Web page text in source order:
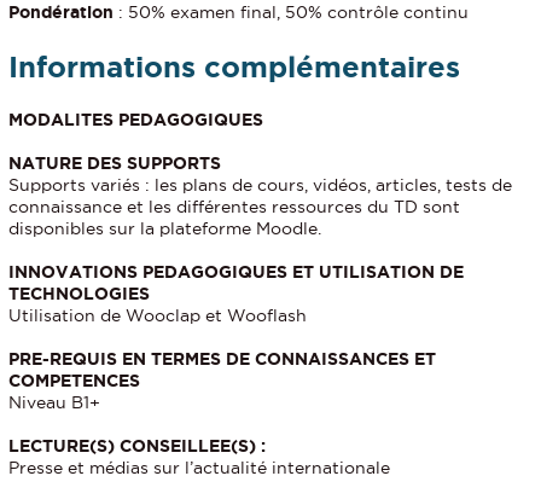
Pondération : 50% examen final, 50% contrôle continu
Informations complémentaires
MODALITES PEDAGOGIQUES
NATURE DES SUPPORTS
Supports variés : les plans de cours, vidéos, articles, tests de
connaissance et les différentes ressources du TD sont
disponibles sur la plateforme Moodle.
INNOVATIONS PEDAGOGIQUES ET UTILISATION DE
TECHNOLOGIES
Utilisation de Wooclap et Wooflash
PRE-REQUIS EN TERMES DE CONNAISSANCES ET
COMPETENCES
Niveau B1+
LECTURE(S) CONSEILLEE(S) :
Presse et médias sur l’actualité internationale